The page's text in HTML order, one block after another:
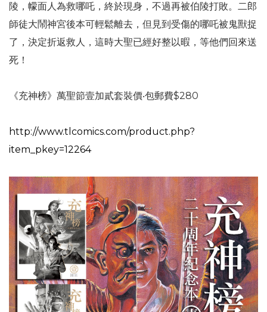
陵，幪面人為救哪吒，終於現身，不過再被伯陵打敗。二郎
師徒大鬧神宮後本可輕鬆離去，但見到受傷的哪吒被鬼獸捉
了，決定折返救人，這時大聖已經好整以暇，等他們回來送
死！
《充神榜》萬聖節壹加貳套裝價‧包郵費$280
http://www.tlcomics.com/product.php?
item_pkey=12264